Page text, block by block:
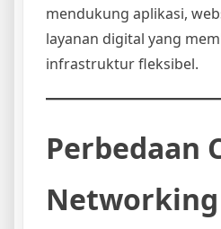
mendukung aplikasi,
layanan digital yang
infrastruktur fleksibel.
Perbedaan